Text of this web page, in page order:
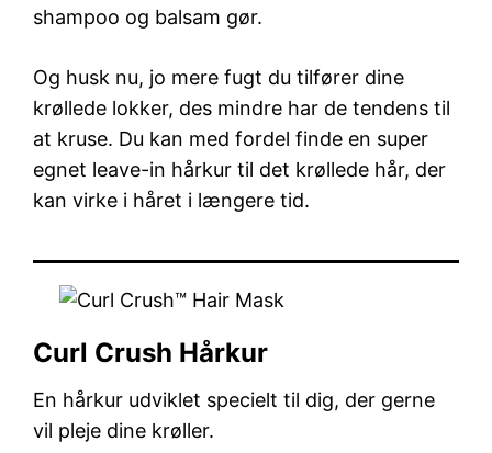
shampoo og balsam gør.
Og husk nu, jo mere fugt du tilfører dine
krøllede lokker, des mindre har de tendens til
at kruse. Du kan med fordel finde en super
egnet leave-in hårkur til det krøllede hår, der
kan virke i håret i længere tid.
Curl Crush Hårkur
En hårkur udviklet specielt til dig, der gerne
vil pleje dine krøller.